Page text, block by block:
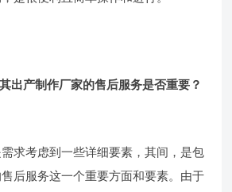
出产制作厂家的售后服务是否重要？
求考虑到一些详细要素，其间，是包
后服务这一个重要方面和要素。由于